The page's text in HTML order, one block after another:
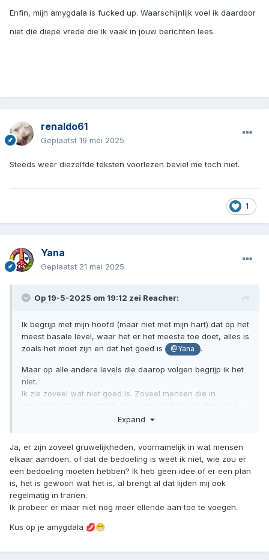
Enfin, mijn amygdala is fucked up. Waarschijnlijk voel ik daardoor
niet die diepe vrede die ik vaak in jouw berichten lees.
renaldo61
Geplaatst 19 mei 2025
Steeds weer diezelfde teksten voorlezen beviel me toch niet.
1
Yana
Geplaatst 21 mei 2025
Op 19-5-2025 om 19:12 zei Reacher:
Ik begrijp met mijn hoofd (maar niet met mijn hart) dat op het
meest basale level, waar het er het meeste toe doet, alles is
zoals het moet zijn en dat het goed is
@Yana .
Maar op alle andere levels die daarop volgen begrijp ik het
niet.
Ik zie zoveel wat niet goed is. Zoveel mensen die in
Is alles écht zoals het zou moeten zijn?
Enfin, mijn amygdala is fucked up. Waarschijnlijk voel ik
daardoor niet die diepe vrede die ik vaak in jouw berichten
lees.
Expand
Ja, er zijn zoveel gruwelijkheden, voornamelijk in wat mensen
elkaar aandoen, of dat de bedoeling is weet ik niet, wie zou er
een bedoeling moeten hebben? Ik heb geen idee of er een plan
is, het is gewoon wat het is, al brengt al dat lijden mij ook
regelmatig in tranen.
Ik probeer er maar niet nog meer ellende aan toe te voegen.
Kus op je amygdala 💋😁